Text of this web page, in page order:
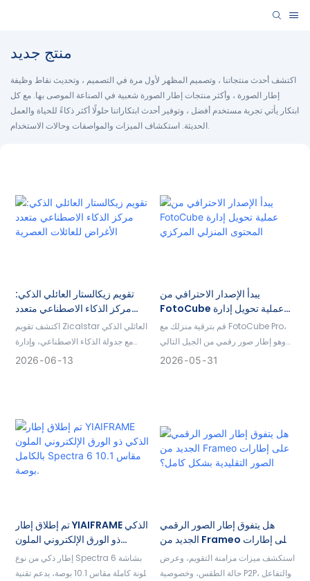
منتج جديد
اكتشف أحدث منتجاتنا ، وتصميم المظهر لأول مرة في التصميم ، وتحديث نقاط وظيفة
إطار الصورة ، وأكثر منتجات إطار الصورة شعبية في الصناعة الموصى بها. مع كل
ابتكار يأتي تجربة مستخدم أفضل ، وتوفير أحدث ابتكاراتنا حلولًا أكثر ذكاءً للحياة والعمل
الحديثة. استكشاف الميزات والمواصفات وحالات الاستخدام.
تقويم زيكالستار العائلي الذكي:
مركز الذكاء الاصطناعي متعدد
الأغراض للعائلات العصرية
اكتشف تقويم Zicalstar العائلي الذكي
مع جدولة الذكاء الاصطناعي، وإدارة
المهام، وتخطيط الوجبات، ومشاركة
2026 06 13
يبدأ الإصدار الاحترافي من
FotoCube عملية تحويل إدارة
المحتوى المنزلي المركزي
قم بترقية منزلك مع FotoCube Pro،
وهو إطار صور رقمي من الجيل التالي
2026 05 31
تم إطلاق إطار YIAIFRAME الذكي
ذو الورق الإلكتروني الملون
بالكامل Spectra 6 مقاس 10.1
إطار ذكي من نوع Spectra 6 بشاشة
ملونة كاملة مقاس 10.1 بوصة، يدعم تقنية
هل يتفوق إطار الصور الرقمي
الجديد من Frameo على إطارات
الصور التقليدية بشكل كامل؟
استكشف ميزات مزامنة التقويم، وعرض
حالة الطقس، وخصوصية P2P، والتفاعل